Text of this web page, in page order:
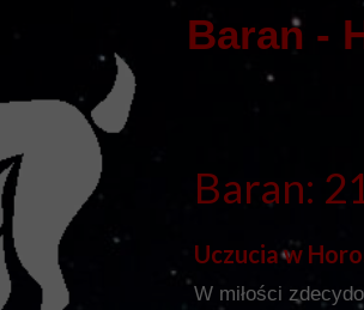
Baran -
Baran:
Uczucia w
W miłości